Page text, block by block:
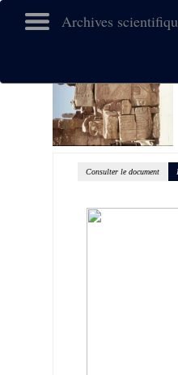
Archives
Consulter le document